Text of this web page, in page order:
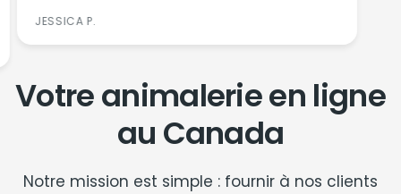
JESSICA P.
Votre animalerie en ligne
au Canada
Notre mission est simple : fournir à nos clients